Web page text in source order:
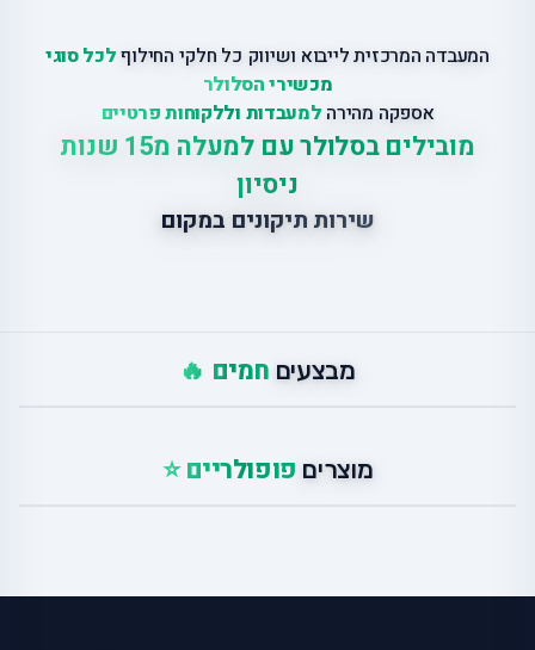
המעבדה המרכזית לייבוא ושיווק כל חלקי החילוףלכל סוגי
מכשירי הסלולר
אספקה מהירה למעבדות וללקוחות פרטיים
מובילים בסלולר עם למעלה מ15 שנות
ניסיון
שירות תיקונים במקום
מבצעים חמים 🔥
מוצרים פופולריים ⭐